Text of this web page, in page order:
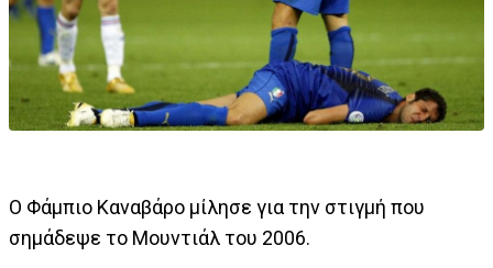
Ο Φάμπιο Καναβάρο μίλησε για την στιγμή που
σημάδεψε το Μουντιάλ του 2006.